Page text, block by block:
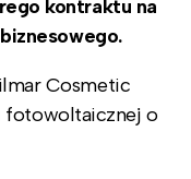
kontraktu na
Cosmetic
fotowoltaicznej o